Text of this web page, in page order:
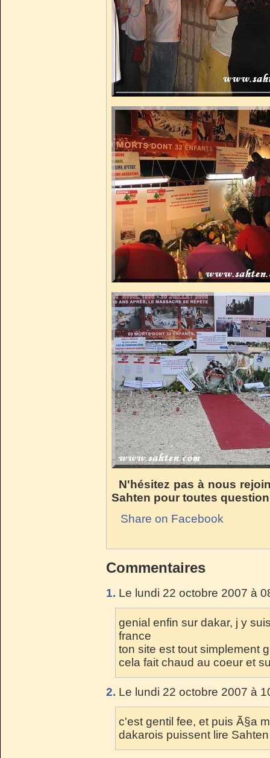
N'hésitez pas à nous
Sahten pour toutes
Share on Facebook
Commentaires
1. Le lundi 22 octobre 2007 à
genial enfin sur dakar, j y
france
ton site est tout simplement
cela fait chaud au coeur et
2. Le lundi 22 octobre 2007 à
c'est gentil fee, et puis Ã§a
dakarois puissent lire Sahten